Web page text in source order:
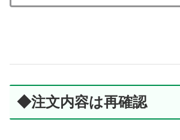
◆注文内容は再確認